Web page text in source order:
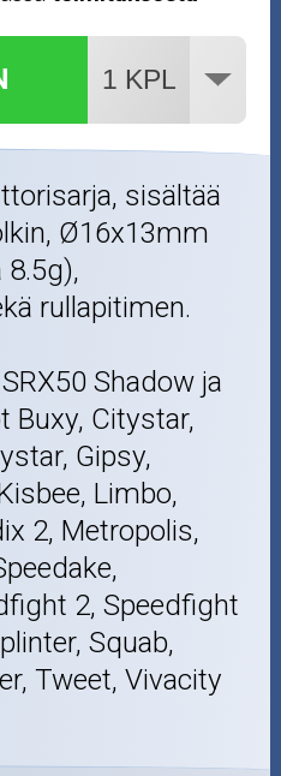
sisältää
Ø16x13mm
8.5g),
rullapitimen.
Shadow ja
Buxy, Citystar,
Gipsy,
Limbo,
2, Metropolis,
2, Speedfight
Squab,
Tweet, Vivacity